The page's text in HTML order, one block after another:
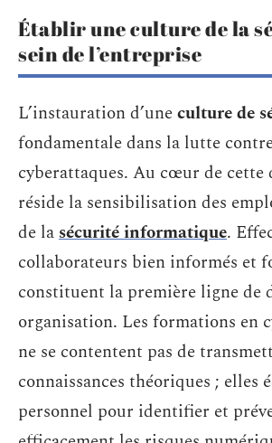
Établir une culture de la
sein de l’entreprise
L’instauration d’uneculture de
fondamentale dans la lutte
cyberattaques. Au cœur de cette
réside la sensibilisation des
de lasécurité informatique.
collaborateurs bien informés et
constituent la première ligne de
organisation. Les formations en
ne se contentent pas de
connaissances théoriques ; elles
personnel pour identifier et